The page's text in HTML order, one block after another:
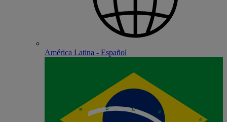
América Latina - Español